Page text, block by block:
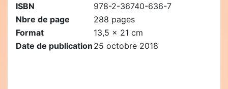
ISBN
978-2-36740-636-7
Nbre de page
288 pages
Format
13,5 x 21 cm
Date de publication 25 octobre 2018